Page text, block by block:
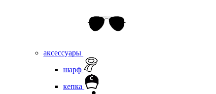
аксессуары
шарф
кепка